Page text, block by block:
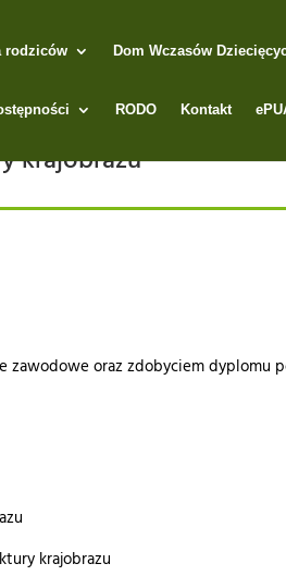
rodziców Dom Wczasów
RODO Kontakt
krajobrazu
zawodowe oraz zdobyciem dyplomu
krajobrazu